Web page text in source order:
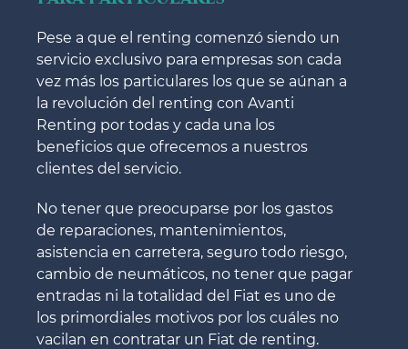
Pese a que el renting comenzó siendo un
servicio exclusivo para empresas son cada
vez más los particulares los que se aúnan a
la revolución del renting con Avanti
Renting por todas y cada una los
beneficios que ofrecemos a nuestros
clientes del servicio.
No tener que preocuparse por los gastos
de reparaciones, mantenimientos,
asistencia en carretera, seguro todo riesgo,
cambio de neumáticos, no tener que pagar
entradas ni la totalidad del Fiat es uno de
los primordiales motivos por los cuáles no
vacilan en contratar un Fiat de renting.